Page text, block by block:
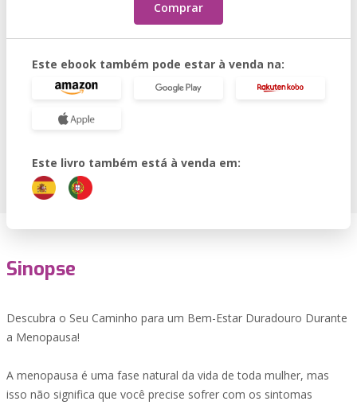
Comprar
Este ebook também pode estar à venda na:
Este livro também está à venda em:
Sinopse
Descubra o Seu Caminho para um Bem-Estar Duradouro Durante
a Menopausa!
A menopausa é uma fase natural da vida de toda mulher, mas
isso não significa que você precise sofrer com os sintomas